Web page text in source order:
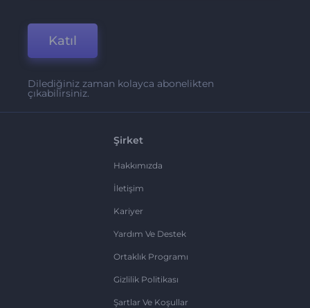
Katıl
Dilediğiniz zaman kolayca abonelikten
çıkabilirsiniz.
Şirket
Hakkımızda
İletişim
Kariyer
Yardım Ve Destek
Ortaklık Programı
Gizlilik Politikası
Şartlar Ve Koşullar